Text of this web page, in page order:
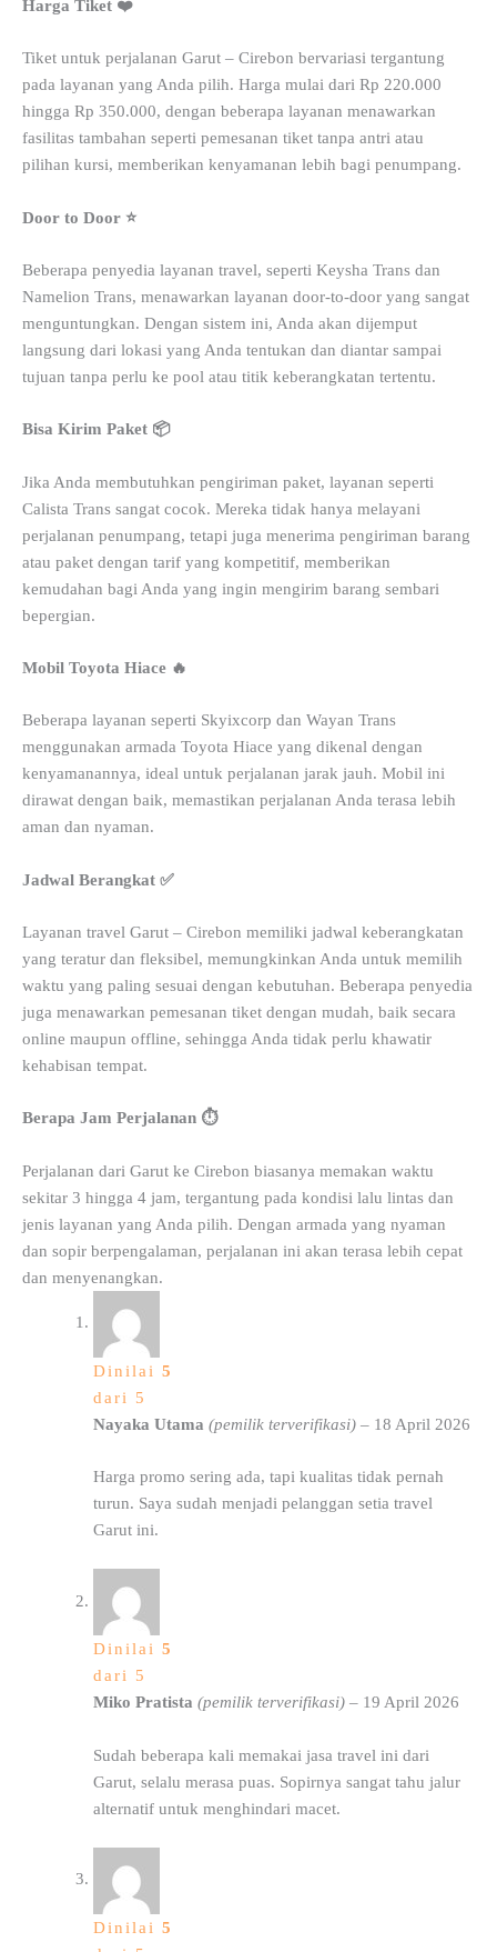
Harga Tiket ❤️
Tiket untuk perjalanan Garut – Cirebon bervariasi tergantung
pada layanan yang Anda pilih. Harga mulai dari Rp 220.000
hingga Rp 350.000, dengan beberapa layanan menawarkan
fasilitas tambahan seperti pemesanan tiket tanpa antri atau
pilihan kursi, memberikan kenyamanan lebih bagi penumpang.
Door to Door ⭐
Beberapa penyedia layanan travel, seperti Keysha Trans dan
Namelion Trans, menawarkan layanan door-to-door yang sangat
menguntungkan. Dengan sistem ini, Anda akan dijemput
langsung dari lokasi yang Anda tentukan dan diantar sampai
tujuan tanpa perlu ke pool atau titik keberangkatan tertentu.
Bisa Kirim Paket 📦
Jika Anda membutuhkan pengiriman paket, layanan seperti
Calista Trans sangat cocok. Mereka tidak hanya melayani
perjalanan penumpang, tetapi juga menerima pengiriman barang
atau paket dengan tarif yang kompetitif, memberikan
kemudahan bagi Anda yang ingin mengirim barang sembari
bepergian.
Mobil Toyota Hiace 🔥
Beberapa layanan seperti Skyixcorp dan Wayan Trans
menggunakan armada Toyota Hiace yang dikenal dengan
kenyamanannya, ideal untuk perjalanan jarak jauh. Mobil ini
dirawat dengan baik, memastikan perjalanan Anda terasa lebih
aman dan nyaman.
Jadwal Berangkat ✅
Layanan travel Garut – Cirebon memiliki jadwal keberangkatan
yang teratur dan fleksibel, memungkinkan Anda untuk memilih
waktu yang paling sesuai dengan kebutuhan. Beberapa penyedia
juga menawarkan pemesanan tiket dengan mudah, baik secara
online maupun offline, sehingga Anda tidak perlu khawatir
kehabisan tempat.
Berapa Jam Perjalanan ⏱️
Perjalanan dari Garut ke Cirebon biasanya memakan waktu
sekitar 3 hingga 4 jam, tergantung pada kondisi lalu lintas dan
jenis layanan yang Anda pilih. Dengan armada yang nyaman
dan sopir berpengalaman, perjalanan ini akan terasa lebih cepat
dan menyenangkan.
Dinilai 5
dari 5
Nayaka Utama (pemilik terverifikasi) – 18 April 2026
Harga promo sering ada, tapi kualitas tidak pernah
turun. Saya sudah menjadi pelanggan setia travel
Garut ini.
Dinilai 5
dari 5
Miko Pratista (pemilik terverifikasi) – 19 April 2026
Sudah beberapa kali memakai jasa travel ini dari
Garut, selalu merasa puas. Sopirnya sangat tahu jalur
alternatif untuk menghindari macet.
Dinilai 5